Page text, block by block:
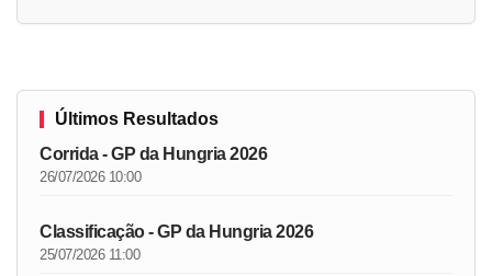
Últimos Resultados
Corrida - GP da Hungria 2026
26/07/2026 10:00
Classificação - GP da Hungria 2026
25/07/2026 11:00